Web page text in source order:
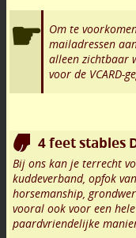
Om te
mailadressen
alleen zichtbaar
voor de VCARD-
4 feet stables
Bij ons kan je terrecht
kuddeverband, opfok
horsemanship,
vooral ook voor een
paardvriendelijke